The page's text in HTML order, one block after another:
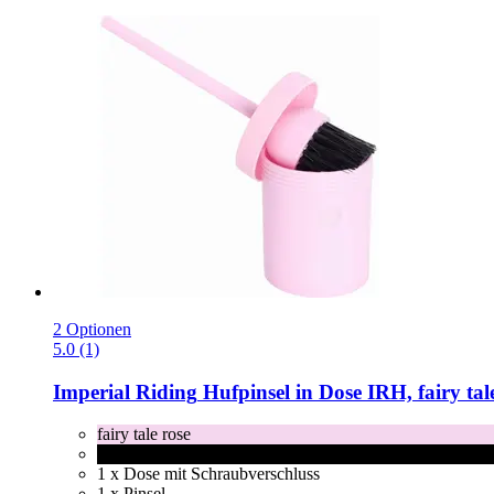
2 Optionen
5.0 (1)
Imperial Riding Hufpinsel in Dose IRH, fairy
fairy tale rose
1 x Dose mit Schraubverschluss